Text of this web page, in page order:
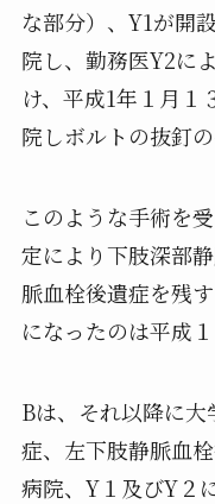
な部分）、Y1が開
院し、勤務医Y2に
け、平成1年１月１
院しボルトの抜釘の
このような手術を
定により下肢深部
脈血栓後遺症を残
になったのは平成
Bは、それ以降に
症、左下肢静脈血
病院、Y１及びY２